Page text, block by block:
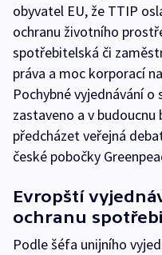
obyvatel EU, že TTIP
ochranu životního
spotřebitelská či
práva a moc korporací
Pochybné vyjednávání
zastaveno a v
předcházet veřejná
české pobočky
Evropští
ochranu
Podle šéfa unijního